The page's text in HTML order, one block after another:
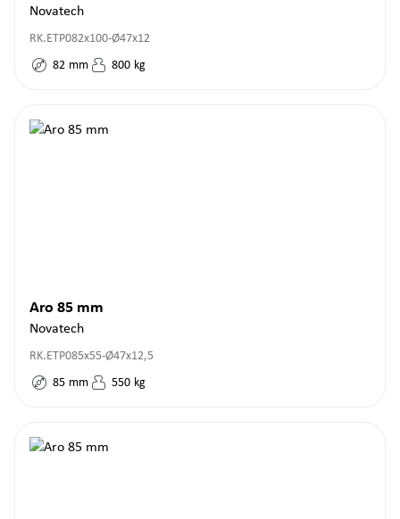
Novatech
RK.ETP082x100-Ø47x12
82 mm 800 kg
Aro 85 mm
Novatech
RK.ETP085x55-Ø47x12,5
85 mm 550 kg